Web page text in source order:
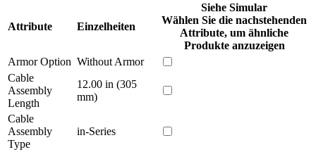
Attribute Einzelheiten
Siehe Simular
Wählen Sie die nachstehenden
Attribute, um ähnliche
Produkte anzuzeigen
Armor Option Without Armor
Cable
Assembly
Length
12.00 in (305
mm)
Cable
Assembly
Type
in-Series